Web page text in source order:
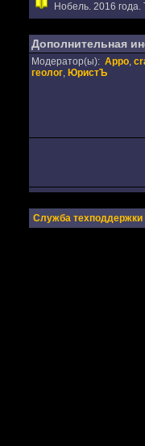
Нобель. 2016 года.
Дополнительная
Модератор(ы): Appo,
геолог, ЮристЪ
Служба техподдержки